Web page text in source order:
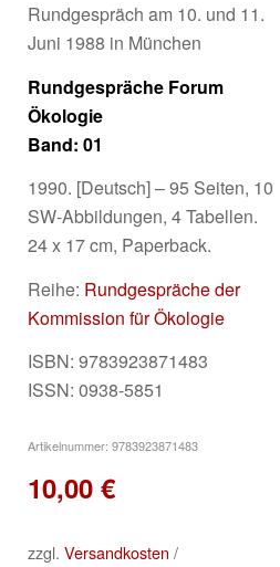
Rundgespräch am 10. und 11.
Juni 1988 in München
Rundgespräche Forum
Ökologie
Band: 01
1990. [Deutsch] – 95 Seiten, 10
SW-Abbildungen, 4 Tabellen.
24 x 17 cm, Paperback.
Reihe: Rundgespräche der
Kommission für Ökologie
ISBN: 9783923871483
ISSN: 0938-5851
Artikelnummer: 9783923871483
10,00 €
zzgl. Versandkosten /